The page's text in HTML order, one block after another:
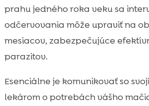
prahu jedného roka veku sa
odčervovania môže upraviť na
mesiacov, zabezpečujúce
parazitov.
Esenciálne je komunikovať so
lekárom o potrebách vášho